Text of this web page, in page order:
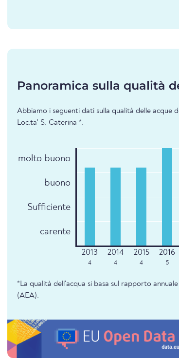
Panoramica sulla qualità
Abbiamo i seguenti dati sulla qualità delle acque
Loc.ta' S. Caterina *.
molto buono
buono
Sufficiente
carente
4 4 4 5
*La qualità dell'acqua si basa sul rapporto
(AEA).